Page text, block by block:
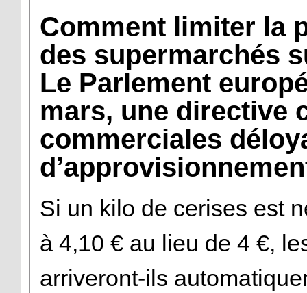
Comment limiter la
des supermarchés
Le Parlement
mars, une directive
commerciales
Si un kilo de cerises est
à 4,10 € au lieu de 4 €,
arriveront-ils